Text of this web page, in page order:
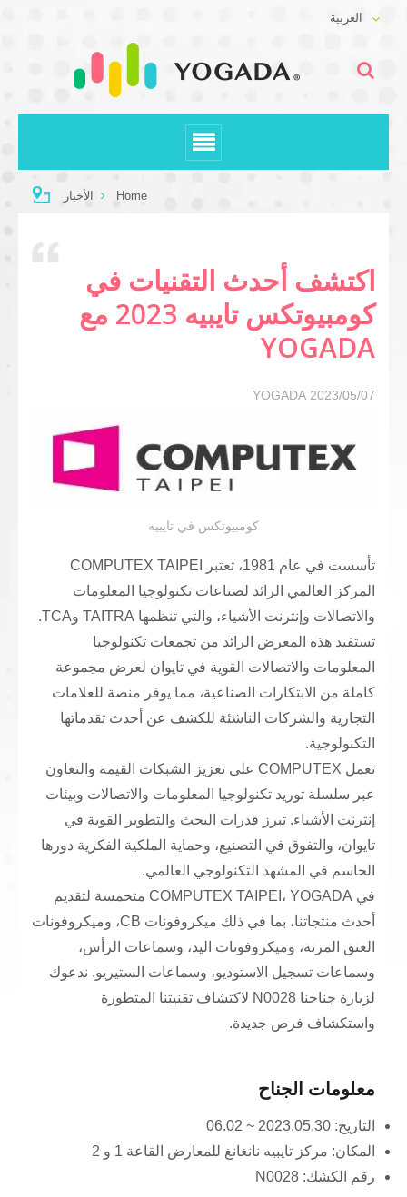
العربية
Home الأخبار
اكتشف أحدث التقنيات في
كومبيوتكس تايبيه 2023 مع
YOGADA
2023/05/07
YOGADA
كومبيوتكس في تايبيه
تأسست في عام 1981، تعتبر COMPUTEX TAIPEI
المركز العالمي الرائد لصناعات تكنولوجيا المعلومات
والاتصالات وإنترنت الأشياء، والتي تنظمها TAITRA وTCA.
تستفيد هذه المعرض الرائد من تجمعات تكنولوجيا
المعلومات والاتصالات القوية في تايوان لعرض مجموعة
كاملة من الابتكارات الصناعية، مما يوفر منصة للعلامات
التجارية والشركات الناشئة للكشف عن أحدث تقدماتها
التكنولوجية.
تعمل COMPUTEX على تعزيز الشبكات القيمة والتعاون
عبر سلسلة توريد تكنولوجيا المعلومات والاتصالات وبيئات
إنترنت الأشياء. تبرز قدرات البحث والتطوير القوية في
تايوان، والتفوق في التصنيع، وحماية الملكية الفكرية دورها
الحاسم في المشهد التكنولوجي العالمي.
في COMPUTEX TAIPEI، YOGADA متحمسة لتقديم
أحدث منتجاتنا، بما في ذلك ميكروفونات CB، وميكروفونات
العنق المرنة، وميكروفونات اليد، وسماعات الرأس،
وسماعات تسجيل الاستوديو، وسماعات الستيريو. ندعوك
لزيارة جناحنا N0028 لاكتشاف تقنيتنا المتطورة
واستكشاف فرص جديدة.
معلومات الجناح
التاريخ: 2023.05.30 ~ 06.02
المكان: مركز تايبيه نانغانغ للمعارض القاعة 1 و 2
رقم الكشك: N0028